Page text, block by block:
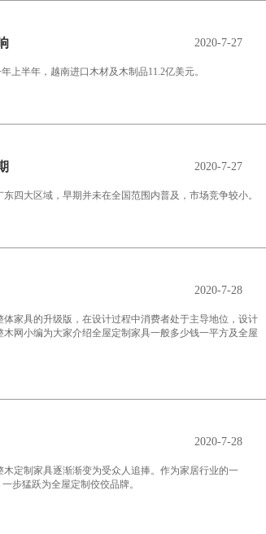
2020-7-27
上半年，越南进口木材及木制品11.2亿美元。
2020-7-27
四大区域，早期并未在全国范围内普及，市场竞争较小。
2020-7-28
家具的升级版，在设计过程中消费者处于主导地位，设计
网小编为大家介绍全屋定制家具一般多少钱一平方及全屋
2020-7-28
定制家具逐渐渐变为受众人追捧。作为家居行业的一
步猛跃为全屋定制佼佼品牌。